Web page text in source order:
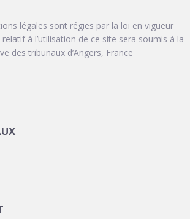
légales sont régies par la loi en vigueur
à l’utilisation de ce site sera soumis à la
des tribunaux d’Angers, France